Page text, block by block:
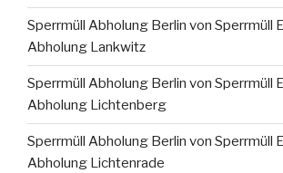
Sperrmüll Abholung Berlin von Sperrmüll
Abholung Lankwitz
Sperrmüll Abholung Berlin von Sperrmüll
Abholung Lichtenberg
Sperrmüll Abholung Berlin von Sperrmüll
Abholung Lichtenrade